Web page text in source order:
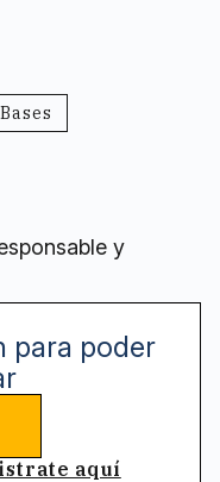
y
para poder
aquí